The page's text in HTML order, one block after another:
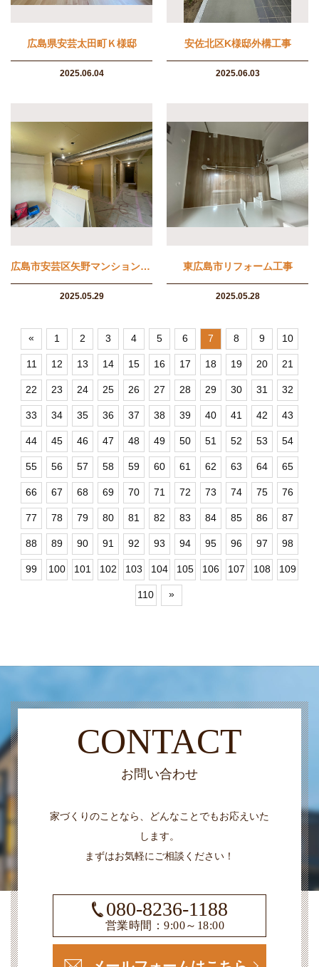
広島県安芸太田町Ｋ様邸
2025.06.04
安佐北区K様邸外構工事
2025.06.03
広島市安芸区矢野マンションリノベーション工事
2025.05.29
東広島市リフォーム工事
2025.05.28
« 1 2 3 4 5 6 7 8 9 10
11 12 13 14 15 16 17 18 19 20 21
22 23 24 25 26 27 28 29 30 31 32
33 34 35 36 37 38 39 40 41 42 43
44 45 46 47 48 49 50 51 52 53 54
55 56 57 58 59 60 61 62 63 64 65
66 67 68 69 70 71 72 73 74 75 76
77 78 79 80 81 82 83 84 85 86 87
88 89 90 91 92 93 94 95 96 97 98
99 100 101 102 103 104 105 106 107 108 109
110 »
CONTACT
お問い合わせ
家づくりのことなら、どんなことでもお応えいた
します。
まずはお気軽にご相談ください！
080-8236-1188
営業時間：9:00～18:00